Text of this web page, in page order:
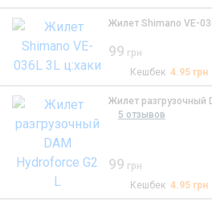
Жилет Shimano VE-
99 грн
Кешбек4.95 грн
5 отзывов
Жилет разгрузочный
99 грн
Кешбек4.95 грн